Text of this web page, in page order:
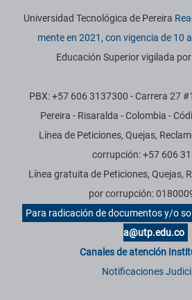
Universidad Tecnológica de Pereira
mente en 2021, con vigencia de 10
Educación Superior vigilada por
PBX: +57 606 3137300 - Carrera 27
Pereira - Risaralda - Colombia -
Línea de Peticiones, Quejas,
corrupción: +57 606
Línea gratuita de Peticiones, Quejas,
por corrupción:
Para radicación de documentos y/o
a@utp.edu.co
Canales de atención
Notificaciones